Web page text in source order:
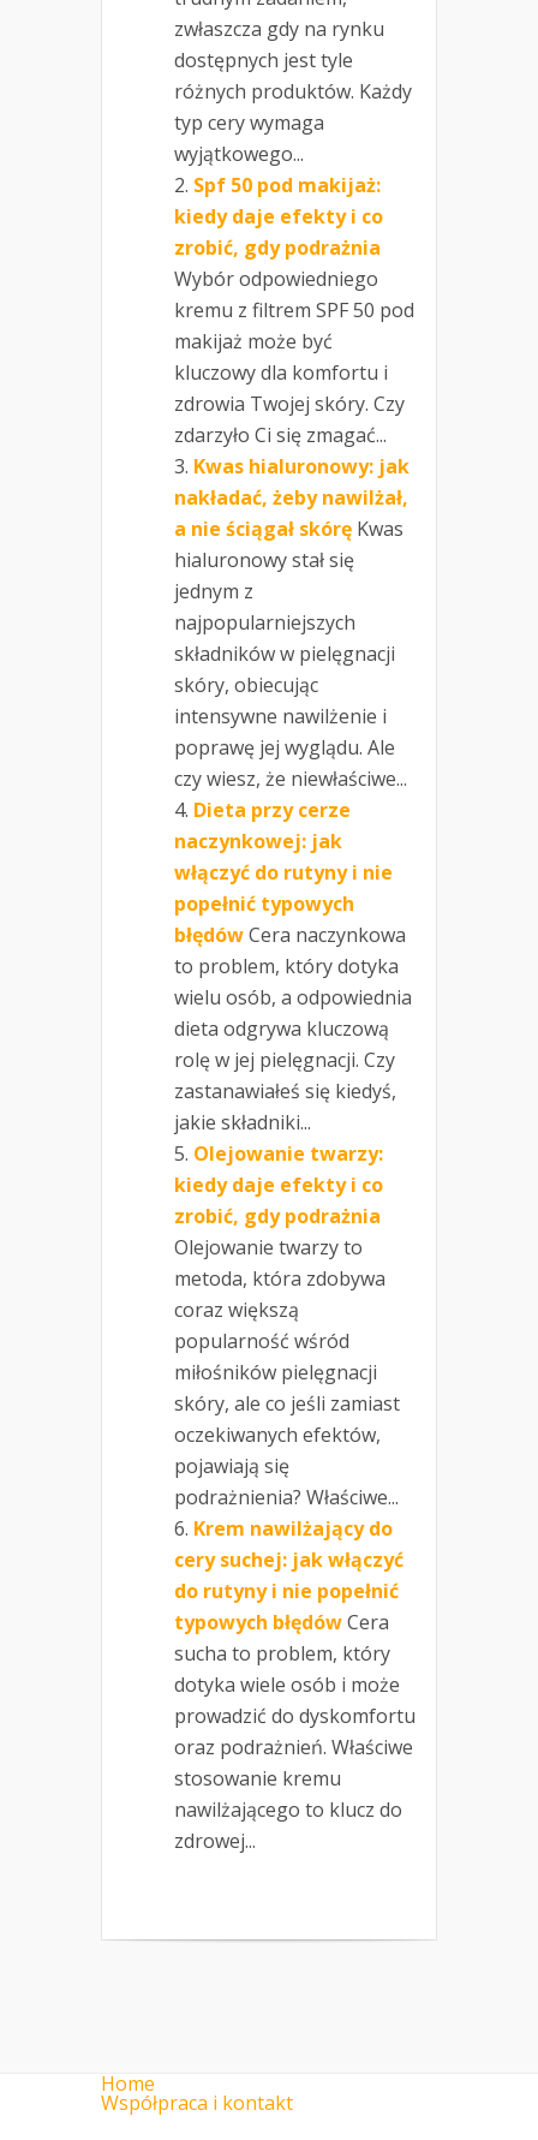
zwłaszcza gdy na rynku
dostępnych jest tyle
różnych produktów. Każdy
typ cery wymaga
wyjątkowego...
Spf 50 pod makijaż:
kiedy daje efekty i co
zrobić, gdy podrażnia
Wybór odpowiedniego
kremu z filtrem SPF 50 pod
makijaż może być
kluczowy dla komfortu i
zdrowia Twojej skóry. Czy
zdarzyło Ci się zmagać...
Kwas hialuronowy: jak
nakładać, żeby nawilżał,
a nie ściągał skórę Kwas
hialuronowy stał się
jednym z
najpopularniejszych
składników w pielęgnacji
skóry, obiecując
intensywne nawilżenie i
poprawę jej wyglądu. Ale
czy wiesz, że niewłaściwe...
Dieta przy cerze
naczynkowej: jak
włączyć do rutyny i nie
popełnić typowych
błędówCera naczynkowa
to problem, który dotyka
wielu osób, a odpowiednia
dieta odgrywa kluczową
rolę w jej pielęgnacji. Czy
zastanawiałeś się kiedyś,
jakie składniki...
Olejowanie twarzy:
kiedy daje efekty i co
zrobić, gdy podrażnia
Olejowanie twarzy to
metoda, która zdobywa
coraz większą
popularność wśród
miłośników pielęgnacji
skóry, ale co jeśli zamiast
oczekiwanych efektów,
pojawiają się
podrażnienia? Właściwe...
Krem nawilżający do
cery suchej: jak włączyć
do rutyny i nie popełnić
typowych błędówCera
sucha to problem, który
dotyka wiele osób i może
prowadzić do dyskomfortu
oraz podrażnień. Właściwe
stosowanie kremu
nawilżającego to klucz do
zdrowej...
Home
Współpraca i kontakt